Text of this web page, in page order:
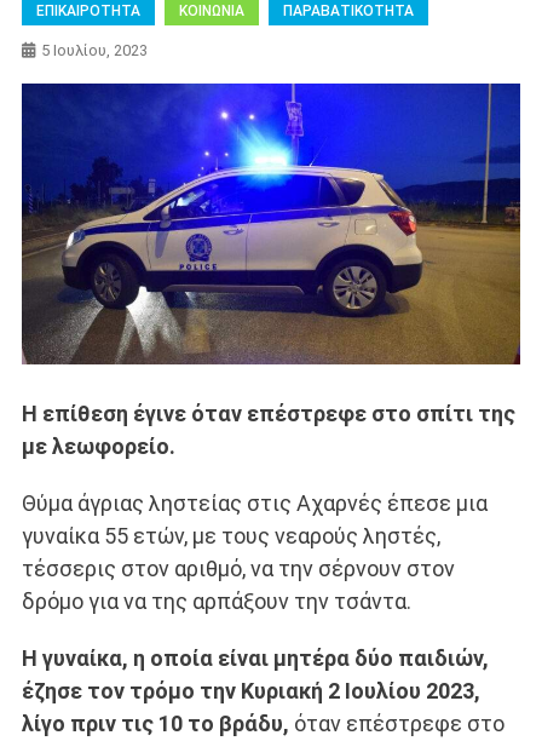
ΕΠΙΚΑΙΡΟΤΗΤΑ ΚΟΙΝΩΝΙΑ ΠΑΡΑΒΑΤΙΚΟΤΗΤΑ
5 Ιουλίου, 2023
Η επίθεση έγινε όταν επέστρεφε στο σπίτι της
με λεωφορείο.
Θύμα άγριας ληστείας στις Αχαρνές έπεσε μια
γυναίκα 55 ετών, με τους νεαρούς ληστές,
τέσσερις στον αριθμό, να την σέρνουν στον
δρόμο για να της αρπάξουν την τσάντα.
Η γυναίκα, η οποία είναι μητέρα δύο παιδιών,
έζησε τον τρόμο την Κυριακή 2 Ιουλίου 2023,
λίγο πριν τις 10 το βράδυ, όταν επέστρεφε στο